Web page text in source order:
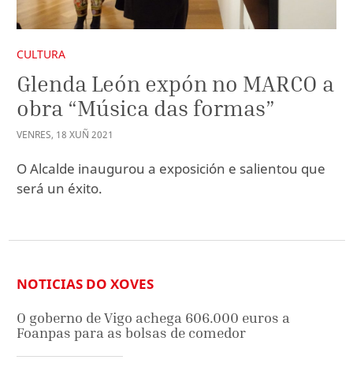
CULTURA
Glenda León expón no MARCO a
obra “Música das formas”
VENRES, 18 XUÑ 2021
O Alcalde inaugurou a exposición e salientou que
será un éxito.
NOTICIAS DO XOVES
O goberno de Vigo achega 606.000 euros a
Foanpas para as bolsas de comedor